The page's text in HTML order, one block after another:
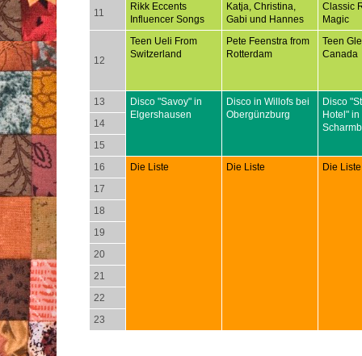
11
Rikk Eccents
Influencer Songs
Katja, Christina,
Gabi und Hannes
Classic
Magic
12
Teen Ueli From
Switzerland
Pete Feenstra from
Rotterdam
Teen
Canada
13
Disco "Savoy" in
Elgershausen
Disco in Willofs bei
Obergünzburg
Disco
Hotel"
14
15
16
Die Liste Die Liste
Die Liste
17
18
19
20
21
22
23